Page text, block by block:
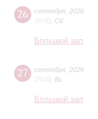
26 сентября 2026
20:00 Сб
Большой зал
27 сентября 2026
20:00 Вс
Большой зал